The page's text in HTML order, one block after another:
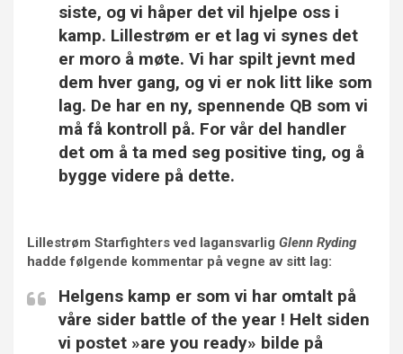
siste, og vi håper det vil hjelpe oss i
kamp. Lillestrøm er et lag vi synes det
er moro å møte. Vi har spilt jevnt med
dem hver gang, og vi er nok litt like som
lag. De har en ny, spennende QB som vi
må få kontroll på. For vår del handler
det om å ta med seg positive ting, og å
bygge videre på dette.
Lillestrøm Starfighters ved lagansvarlig Glenn Ryding
hadde følgende kommentar på vegne av sitt lag:
Helgens kamp er som vi har omtalt på
våre sider battle of the year ! Helt siden
vi postet »are you ready» bilde på